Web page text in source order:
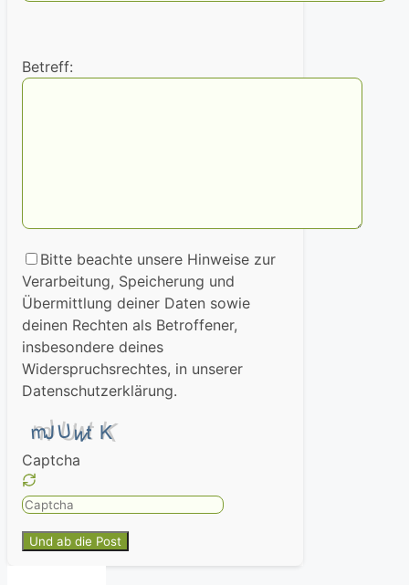
Betreff:
Bitte beachte unsere Hinweise zur
Verarbeitung, Speicherung und
Übermittlung deiner Daten sowie
deinen Rechten als Betroffener,
insbesondere deines
Widerspruchsrechtes, in unserer
Datenschutzerklärung.
Captcha
Please
the